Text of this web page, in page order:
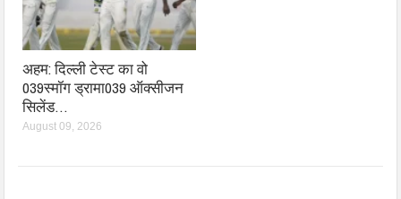
अहम: दिल्ली टेस्ट का वो
039स्मॉग ड्रामा039 ऑक्सीजन
सिलेंड…
August 09, 2026